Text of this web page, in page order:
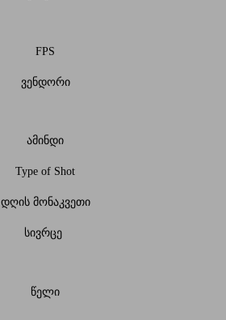
FPS
ვენდორი
ამინდი
Type of Shot
დღის მონაკვეთი
სივრცე
წელი